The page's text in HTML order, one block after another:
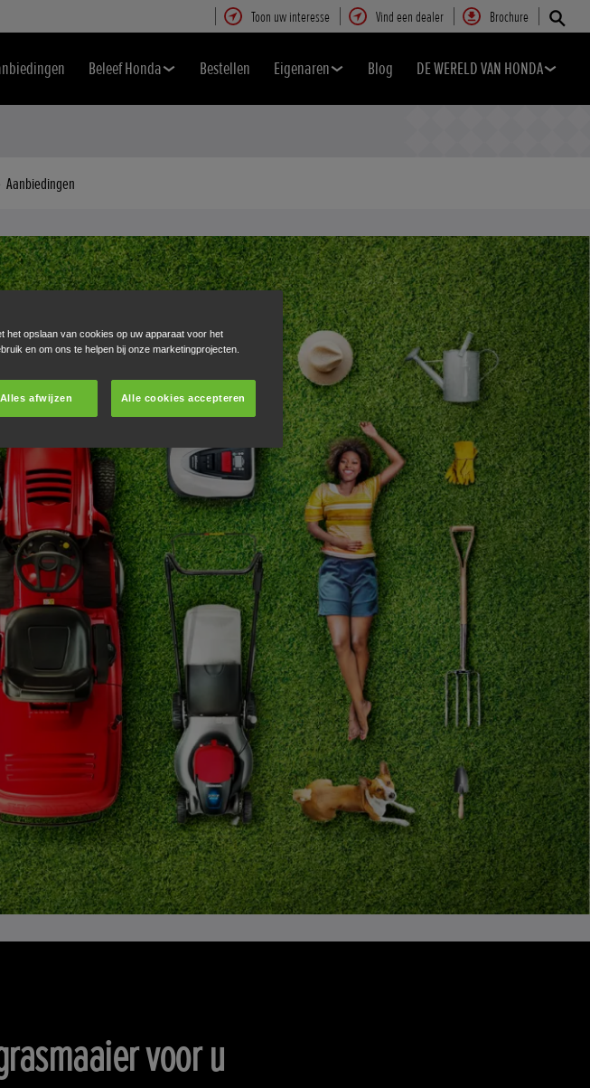
Toon uw interesse Vind een dealer Brochure
Beleef Honda Bestellen Eigenaren Blog DE WERELD VAN HONDA
Aanbiedingen
voor u
het opslaan van cookies op uw apparaat voor het
en om ons te helpen bij onze marketingprojecten.
Alles afwijzen Alle cookies accepteren